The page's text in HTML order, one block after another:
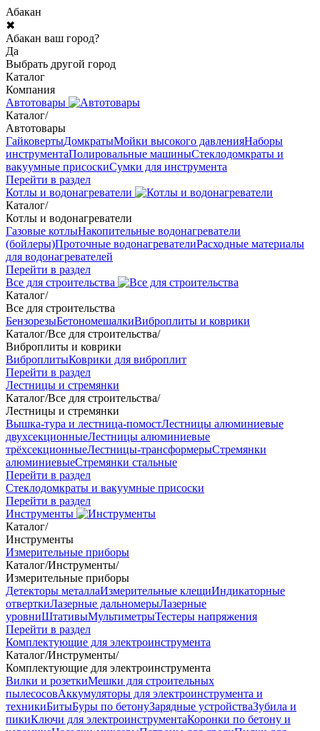
Абакан
✖
Абакан ваш город?
Да
Выбрать другой город
Каталог
Компания
Автотовары
Каталог/
Автотовары
ГайковертыДомкратыМойки высокого давленияНаборы
инструментаПолировальные машиныСтеклодомкраты и
вакуумные присоскиСумки для инструмента
Перейти в раздел
Котлы и водонагреватели
Каталог/
Котлы и водонагреватели
Газовые котлыНакопительные водонагреватели
(бойлеры)Проточные водонагревателиРасходные материалы
для водонагревателей
Перейти в раздел
Все для строительства
Каталог/
Все для строительства
БензорезыБетономешалкиВиброплиты и коврики
Каталог/Все для строительства/
Виброплиты и коврики
ВиброплитыКоврики для виброплит
Перейти в раздел
Лестницы и стремянки
Каталог/Все для строительства/
Лестницы и стремянки
Вышка-тура и лестница-помостЛестницы алюминиевые
двухсекционныеЛестницы алюминиевые
трёхсекционныеЛестницы-трансформерыСтремянки
алюминиевыеСтремянки стальные
Перейти в раздел
Стеклодомкраты и вакуумные присоски
Перейти в раздел
Инструменты
Каталог/
Инструменты
Измерительные приборы
Каталог/Инструменты/
Измерительные приборы
Детекторы металлаИзмерительные клещиИндикаторные
отверткиЛазерные дальномерыЛазерные
уровниШтативыМультиметрыТестеры напряжения
Перейти в раздел
Комплектующие для электроинструмента
Каталог/Инструменты/
Комплектующие для электроинструмента
Вилки и розеткиМешки для строительных
пылесосовАккумуляторы для электроинструмента и
техникиБитыБуры по бетонуЗарядные устройстваЗубила и
пикиКлючи для электроинструментаКоронки по бетону и